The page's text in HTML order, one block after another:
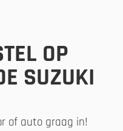
OP
SUZUKI
of auto graag in!